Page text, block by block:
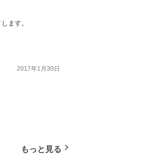
ます。
2017年1月30日
もっと見る